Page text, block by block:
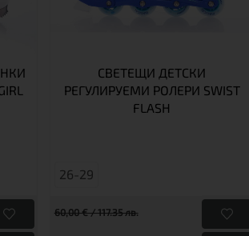
СВЕТЕЩИ ДЕТСКИ
РЕГУЛИРУЕМИ РОЛЕРИ SWIST
FLASH
26-29
60,00 € / 117.35 лв.